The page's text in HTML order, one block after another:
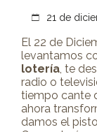
21 de
El 22 de
levantamos
lotería, te
radio o
tiempo cante
ahora
damos el